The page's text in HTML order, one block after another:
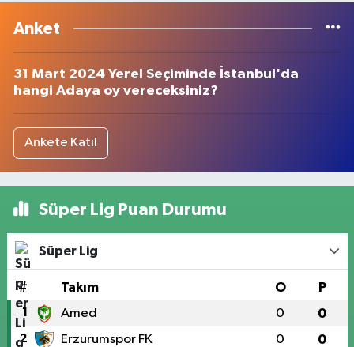
Anket
31 Mart 2024 Yerel Seçiminde İstanbul'da
hangi Adaya oy vereceksiniz?
Ankete Katıl
Süper Lig Puan Durumu
Süper Lig
# Takım O P
1 Amed 0 0
2 Erzurumspor FK 0 0